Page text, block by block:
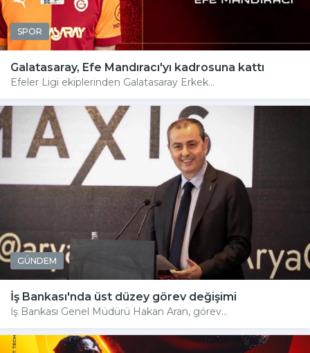
SPOR
Galatasaray, Efe Mandıracı'yı kadrosuna kattı
Efeler Ligi ekiplerinden Galatasaray Erkek...
GÜNDEM
İş Bankası'nda üst düzey görev değişimi
İş Bankası Genel Müdürü Hakan Aran, görev...